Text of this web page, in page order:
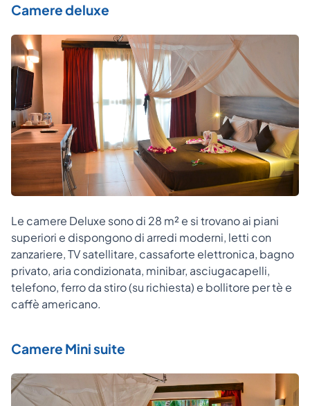
Camere deluxe
Le camere Deluxe sono di 28 m² e si trovano ai piani
superiori e dispongono di arredi moderni, letti con
zanzariere, TV satellitare, cassaforte elettronica, bagno
privato, aria condizionata, minibar, asciugacapelli,
telefono, ferro da stiro (su richiesta) e bollitore per tè e
caffè americano.
Camere Mini suite